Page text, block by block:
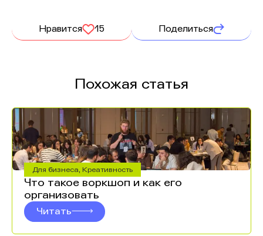
Нравится 15 Поделиться
Похожая статья
Для бизнеса, Креативность
Что такое воркшоп и как его
организовать
Читать